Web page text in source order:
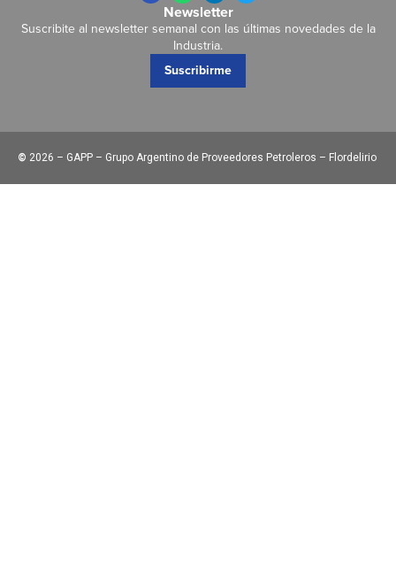
Newsletter
Suscribite al newsletter semanal con las últimas novedades de la
Industria.
Suscribirme
© 2026 – GAPP – Grupo Argentino de Proveedores Petroleros – Flordelirio